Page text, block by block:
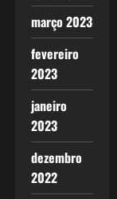
março 2023
fevereiro
2023
janeiro
2023
dezembro
2022